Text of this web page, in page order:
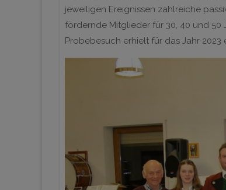
jeweiligen Ereignissen zahlreiche
fördernde Mitglieder für 30, 40 und
Probebesuch erhielt für das Jahr 2023